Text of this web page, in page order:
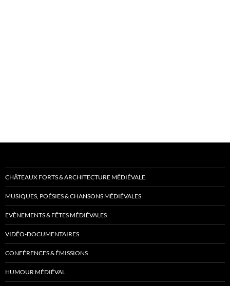
CHÂTEAUX FORTS & ARCHITECTURE MÉDIÉVALE
MUSIQUES, POÉSIES & CHANSONS MÉDIÉVALES
EVÈNEMENTS & FÊTES MÉDIÉVALES
VIDÉO-DOCUMENTAIRES
CONFÉRENCES & ÉMISSIONS
HUMOUR MÉDIÉVAL